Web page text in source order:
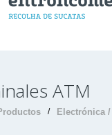
ATM
/ Electrónica /